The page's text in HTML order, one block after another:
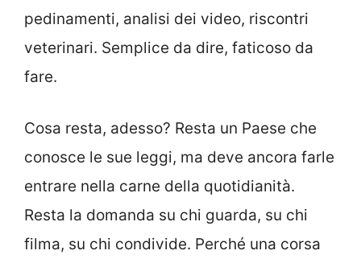
pedinamenti, analisi dei video, riscontri
veterinari. Semplice da dire, faticoso da
fare.
Cosa resta, adesso? Resta un Paese che
conosce le sue leggi, ma deve ancora farle
entrare nella carne della quotidianità.
Resta la domanda su chi guarda, su chi
filma, su chi condivide. Perché una corsa